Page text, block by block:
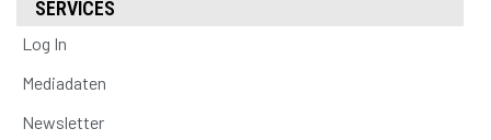
SERVICES
Log In
Mediadaten
Newsletter